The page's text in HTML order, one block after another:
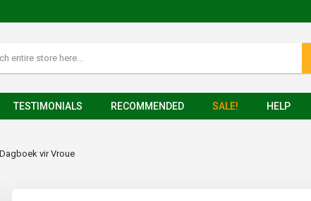
TESTIMONIALS RECOMMENDED SALE! HELP
vir Vroue